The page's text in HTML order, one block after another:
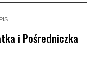
i Pośredniczka